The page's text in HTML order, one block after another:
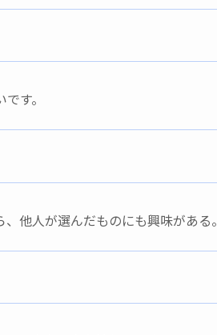
す。
他人が選んだものにも興味がある。